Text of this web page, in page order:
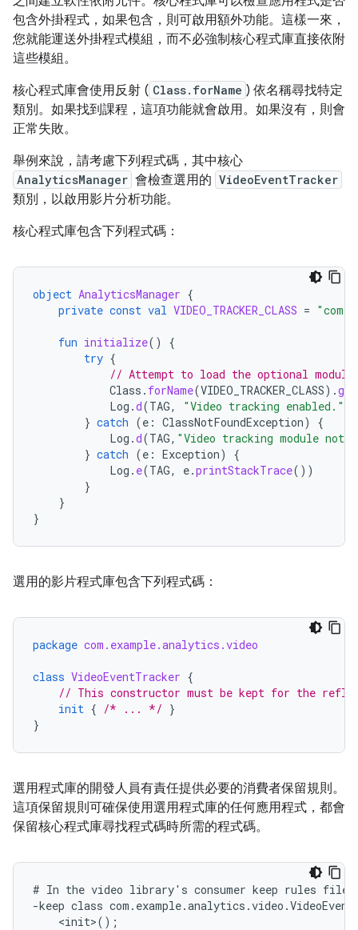
包含外掛程式，如果包含，則可啟用額外功能。這樣一來，
您就能運送外掛程式模組，而不必強制核心程式庫直接依附
這些模組。
核心程式庫會使用反射 ( Class.forName ) 依名稱尋找特定
類別。如果找到課程，這項功能就會啟用。如果沒有，則會
正常失敗。
舉例來說，請考慮下列程式碼，其中核心
AnalyticsManager 會檢查選用的 VideoEventTracker
類別，以啟用影片分析功能。
核心程式庫包含下列程式碼：
object AnalyticsManager {
private const val VIDEO_TRACKER_CLASS =
fun initialize()
{
try {
// Attempt to load the optional
Class . forName(VIDEO_TRACKER_CLASS).
Log .d(TAG, "Video tracking enabled."
} catch (e : ClassNotFoundException)
{
Log .d(TAG, "Video tracking module not
} catch (e : Exception)
{
Log . e(TAG, e.printStackTrace())
}
}
}
選用的影片程式庫包含下列程式碼：
package com.example.analytics.video
class VideoEventTracker {
// This constructor must be kept for the
init { /* ... */ }
}
選用程式庫的開發人員有責任提供必要的消費者保留規則。
這項保留規則可確保使用選用程式庫的任何應用程式，都會
保留核心程式庫尋找程式碼時所需的程式碼。
# In the video library's consumer keep rules file
-keep class
    <init>();